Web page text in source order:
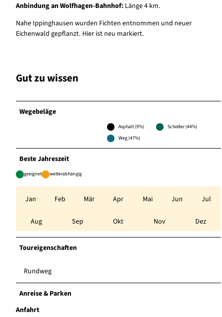
Anbindung an Wolfhagen-Bahnhof: Länge 4 km.
Nahe Ippinghausen wurden Fichten entnommen und neuer
Eichenwald gepflanzt. Hier ist neu markiert.
Gut zu wissen
Wegebeläge
Asphalt (9%)
Schotter (44%)
Weg (47%)
Beste Jahreszeit
geeignet wetterabhängig
Jan Feb Mär Apr Mai Jun Jul
Aug Sep Okt Nov Dez
Toureigenschaften
Rundweg
Anreise & Parken
Anfahrt